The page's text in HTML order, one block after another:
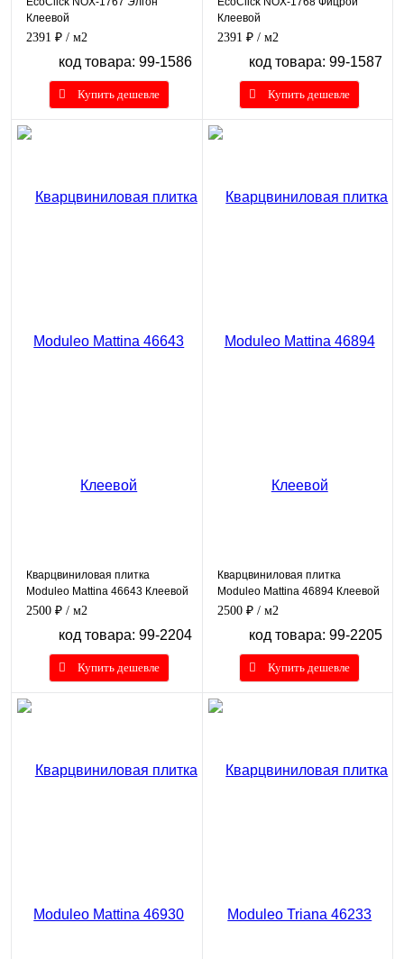
Клеевой
2391 ₽ / м2
код товара: 99-1586
Купить дешевле
Клеевой
2391 ₽ / м2
код товара: 99-1587
Купить дешевле
Кварцвиниловая плитка
Moduleo Mattina 46643 Клеевой
2500 ₽ / м2
код товара: 99-2204
Купить дешевле
Кварцвиниловая плитка
Moduleo Mattina 46894 Клеевой
2500 ₽ / м2
код товара: 99-2205
Купить дешевле